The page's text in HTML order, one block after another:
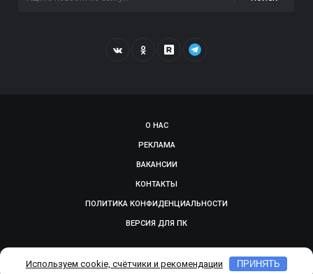
О НАС
РЕКЛАМА
ВАКАНСИИ
КОНТАКТЫ
ПОЛИТИКА КОНФИДЕНЦИАЛЬНОСТИ
ВЕРСИЯ ДЛЯ ПК
© 2009-2026, SMOLGAZETA.RU. СДЕЛАНО ВADEPTUM
Используем cookie, счётчики и рекомендации ПРИНЯТЬ